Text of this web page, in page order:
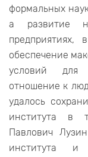
формальных
а развитие
обеспечение
условий для
отношение к
удалось
института в
Павлович
института и